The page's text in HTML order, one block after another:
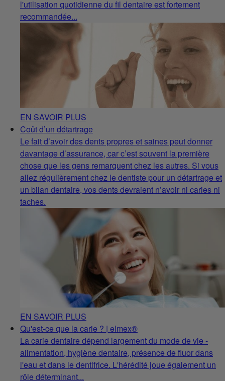
l'utilisation quotidienne du fil dentaire est fortement
recommandée...
EN SAVOIR PLUS
Coût d’un détartrage
Le fait d’avoir des dents propres et saines peut donner
davantage d’assurance, car c’est souvent la première
chose que les gens remarquent chez les autres. Si vous
allez régulièrement chez le dentiste pour un détartrage et
un bilan dentaire, vos dents devraient n’avoir ni caries ni
taches.
EN SAVOIR PLUS
Qu'est-ce que la carie ? | elmex®
La carie dentaire dépend largement du mode de vie -
alimentation, hygiène dentaire, présence de fluor dans
l'eau et dans le dentifrice. L'hérédité joue également un
rôle déterminant...